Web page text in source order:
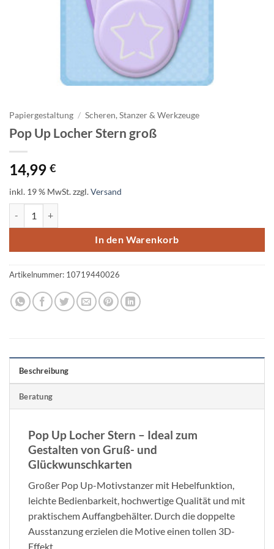
Papiergestaltung / Scheren, Stanzer & Werkzeuge
Pop Up Locher Stern groß
14,99 €
inkl. 19 % MwSt.zzgl.Versand
In den Warenkorb
Artikelnummer: 10719440026
Beschreibung
Beratung
Pop Up Locher Stern – Ideal zum
Gestalten von Gruß- und
Glückwunschkarten
Großer Pop Up-Motivstanzer mit Hebelfunktion,
leichte Bedienbarkeit, hochwertige Qualität und mit
praktischem Auffangbehälter. Durch die doppelte
Ausstanzung erzielen die Motive einen tollen 3D-
Effekt.